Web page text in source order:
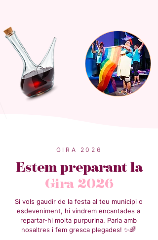
GIRA 2026
Estem preparant la
Gira 2026
Si vols gaudir de la festa al teu municipi o
esdeveniment, hi vindrem encantades a
repartar-hi molta purpurina. Parla amb
nosaltres i fem gresca plegades! ✨🌈